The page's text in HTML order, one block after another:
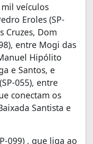
mil veículos
Eroles (SP-
Cruzes, Dom
entre Mogi das
Hipólito
e Santos, e
055), entre
conectam os
Santista e
099) , que liga ao